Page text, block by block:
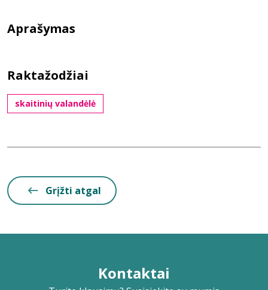
Aprašymas
Raktažodžiai
skaitinių valandėlė
Grįžti atgal
Kontaktai